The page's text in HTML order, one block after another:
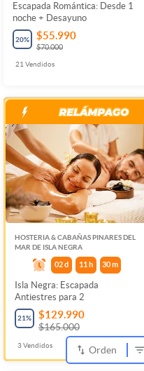
Escapada Romántica: Desde 1
noche + Desayuno
20% $55.990
$70.000
21 Vendidos
HOSTERIA & CABAÑAS PINARES DEL
MAR DE ISLA NEGRA
02 d 11 h 30m
Isla Negra: Escapada
Antiestres para 2
21% $129.990
$165.000
3Vendidos Orden